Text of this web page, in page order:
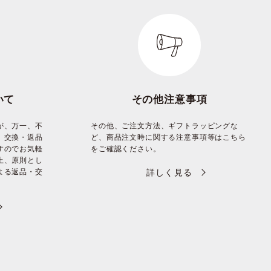
て
、万一、不
交換・返品
のでお気軽
、原則とし
る返品・交
その他注意事項
その他、ご注文方法、ギフトラッピングな
ど、商品注文時に関する注意事項等はこちら
をご確認ください。
詳しく見る